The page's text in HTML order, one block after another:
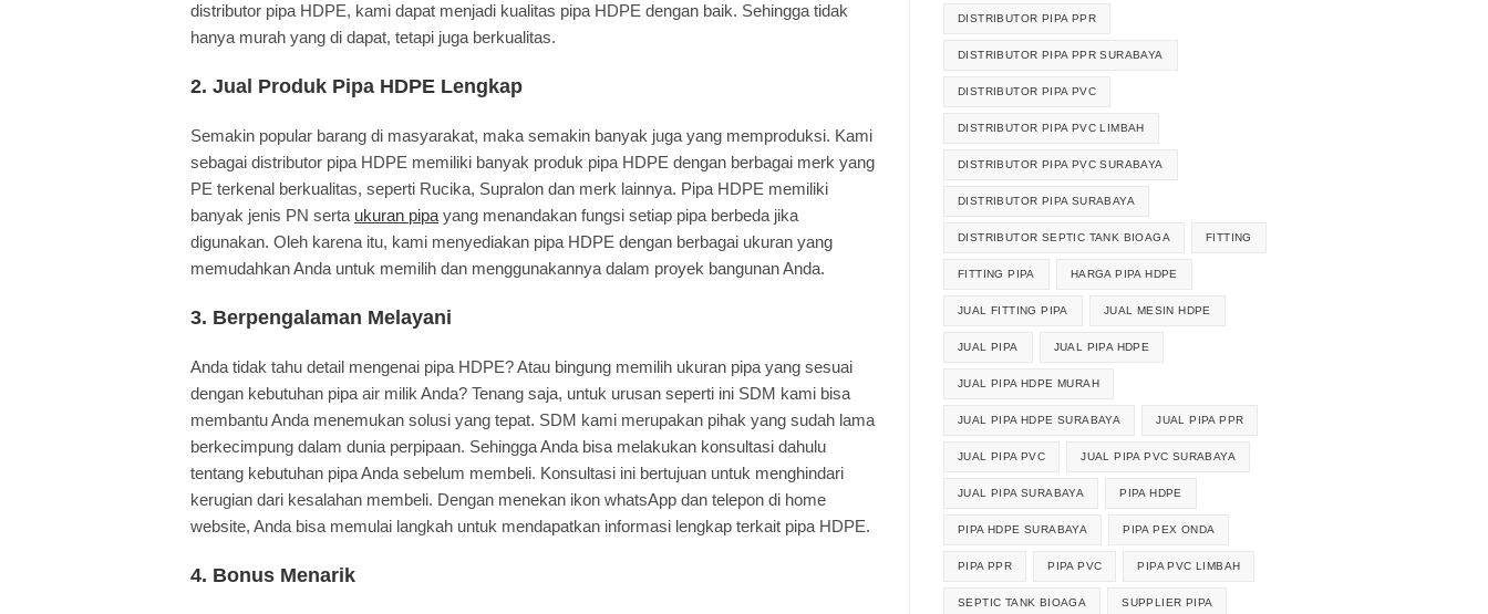
distributor pipa HDPE, kami dapat menjadi kualitas pipa HDPE dengan baik. Sehingga tidak
hanya murah yang di dapat, tetapi juga berkualitas.
2. Jual Produk Pipa HDPE Lengkap
Semakin popular barang di masyarakat, maka semakin banyak juga yang memproduksi. Kami
sebagai distributor pipa HDPE memiliki banyak produk pipa HDPE dengan berbagai merk yang
PE terkenal berkualitas, seperti Rucika, Supralon dan merk lainnya. Pipa HDPE memiliki
banyak jenis PN serta ukuran pipa yang menandakan fungsi setiap pipa berbeda jika
digunakan. Oleh karena itu, kami menyediakan pipa HDPE dengan berbagai ukuran yang
memudahkan Anda untuk memilih dan menggunakannya dalam proyek bangunan Anda.
3. Berpengalaman Melayani
Anda tidak tahu detail mengenai pipa HDPE? Atau bingung memilih ukuran pipa yang sesuai
dengan kebutuhan pipa air milik Anda? Tenang saja, untuk urusan seperti ini SDM kami bisa
membantu Anda menemukan solusi yang tepat. SDM kami merupakan pihak yang sudah lama
berkecimpung dalam dunia perpipaan. Sehingga Anda bisa melakukan konsultasi dahulu
tentang kebutuhan pipa Anda sebelum membeli. Konsultasi ini bertujuan untuk menghindari
kerugian dari kesalahan membeli. Dengan menekan ikon whatsApp dan telepon di home
website, Anda bisa memulai langkah untuk mendapatkan informasi lengkap terkait pipa HDPE.
4. Bonus Menarik
DISTRIBUTOR PIPA PPR
DISTRIBUTOR PIPA PPR SURABAYA
DISTRIBUTOR PIPA PVC
DISTRIBUTOR PIPA PVC LIMBAH
DISTRIBUTOR PIPA PVC SURABAYA
DISTRIBUTOR PIPA SURABAYA
DISTRIBUTOR SEPTIC TANK BIOAGA FITTING
FITTING PIPA HARGA PIPA HDPE
JUAL FITTING PIPA JUAL MESIN HDPE
JUAL PIPA JUAL PIPA HDPE
JUAL PIPA HDPE MURAH
JUAL PIPA HDPE SURABAYA JUAL PIPA PPR
JUAL PIPA PVC JUAL PIPA PVC SURABAYA
JUAL PIPA SURABAYA PIPA HDPE
PIPA HDPE SURABAYA PIPA PEX ONDA
PIPA PPR PIPA PVC PIPA PVC LIMBAH
SEPTIC TANK BIOAGA SUPPLIER PIPA